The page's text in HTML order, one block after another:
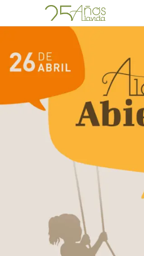
PROYECTO EDUCATIVO
EDUCACIÓN INFANTIL Y
PRIMARIA
BLOG
PUERTAS ABIERTAS
FORMACIÓN